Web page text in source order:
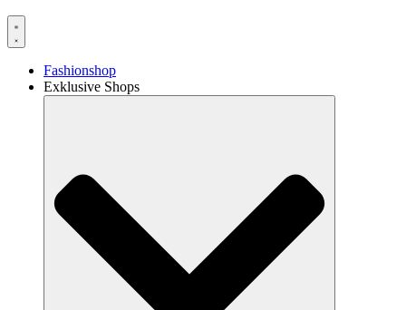
Fashionshop
Exklusive Shops